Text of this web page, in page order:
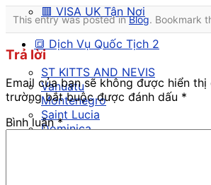
🟥 VISA UK Tận Nơi
🔳 Dịch Vụ Quốc Tịch 2
ST KITTS AND NEVIS
Vanuatu
Montenegro
Saint Lucia
Dominica
This entry was posted inBlog. Bookmark
Trả lời
Email của bạn sẽ không được hiển thị
trường bắt buộc được đánh dấu *
Bình luận*